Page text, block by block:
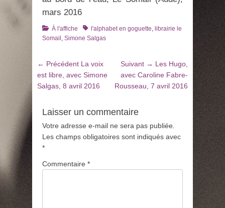
mars 2016
Catégories
À l'affiche Tagsl'alphabet en goguette librairie le
Somail Simone Salgas
Navigation
de
l’article
← Précédent Article
précédent
:
La voix
est libre, avec Simone
Salgas, 8 avril 2016
Suivant → Article
suivant
Les Hugo,
avec Caroline Fabre-
Rousseau, 7 avril 2016
Laisser un commentaire
Votre adresse e-mail ne sera pas publiée.
Les champs obligatoires sont indiqués avec
*
Commentaire *